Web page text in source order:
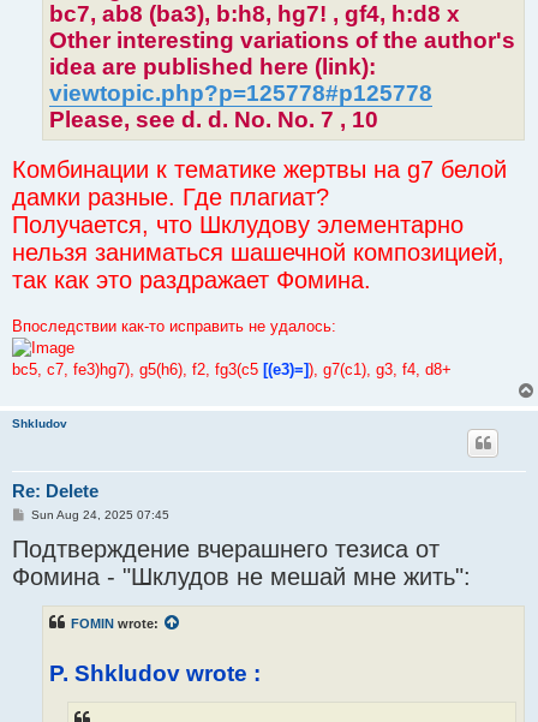
bc7, ab8 (ba3), b:h8, hg7! , gf4, h:d8 x
Other interesting variations of the author's
idea are published here (link):
viewtopic.php?p=125778#p125778
Please, see d. d. No. No. 7 , 10
Комбинации к тематике жертвы на g7 белой
дамки разные. Где плагиат?
Получается, что Шклудову элементарно
нельзя заниматься шашечной композицией,
так как это раздражает Фомина.
Впоследствии как-то исправить не удалось:
bc5, c7, fe3)hg7), g5(h6), f2, fg3(c5 [(e3)=]), g7(c1), g3, f4, d8+
Shkludov
Re: Delete
P
s
t
Sun Aug 24, 2025 07:45
Подтверждение вчерашнего тезиса от
Фомина - "Шклудов не мешай мне жить":
FOMIN wrote:
P. Shkludov wrote :